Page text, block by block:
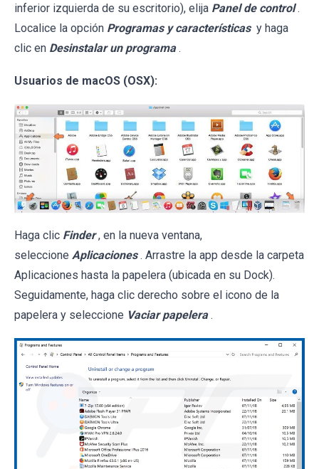
inferior izquierda de su escritorio), elija Panel de control .
Localice la opción Programas y características y haga
clic en Desinstalar un programa .
Usuarios de macOS (OSX):
Haga clic Finder , en la nueva ventana,
seleccione Aplicaciones . Arrastre la app desde la carpeta
Aplicaciones hasta la papelera (ubicada en su Dock).
Seguidamente, haga clic derecho sobre el icono de la
papelera y seleccione Vaciar papelera .